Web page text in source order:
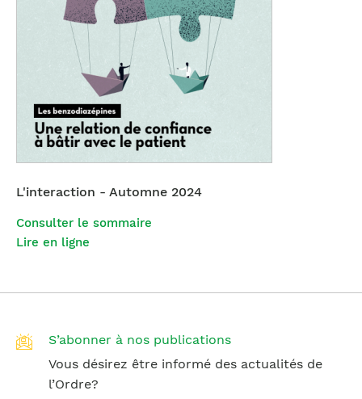
L'interaction - Automne 2024
Consulter le sommaire
Lire en ligne
S’abonner à nos publications
Vous désirez être informé des actualités de
l’Ordre?